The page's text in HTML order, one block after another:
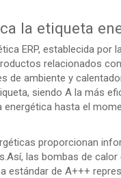
la etiqueta
ERP, establecida por
relacionados
de ambiente y
siendo A la más
energética hasta el
proporcionan
las bombas de
estándar de A+++